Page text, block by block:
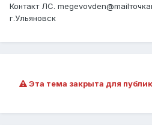
Контакт ЛС.
г.Ульяновск
Эта тема закрыта для